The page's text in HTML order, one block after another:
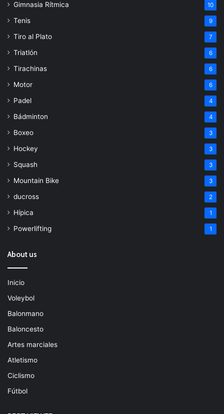
Gimnasia Rítmica 10
Tenis 9
Tiro al Plato 7
Triatlón 6
Tirachinas 6
Motor 6
Padel 4
Bádminton 4
Boxeo 3
Hockey 3
Squash 3
Mountain Bike 3
ducross 2
Hípica 1
Powerlifting 1
About us
Inicio
Voleybol
Balonmano
Baloncesto
Artes marciales
Atletismo
Ciclismo
Fútbol